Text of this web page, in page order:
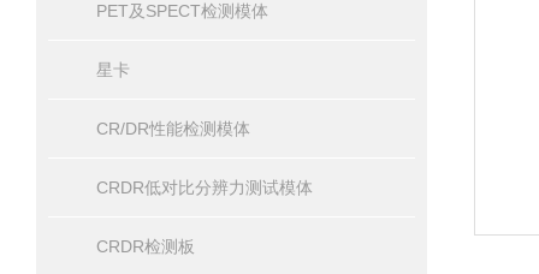
PET及SPECT检测模体
星卡
CR/DR性能检测模体
CRDR低对比分辨力测试模体
CRDR检测板